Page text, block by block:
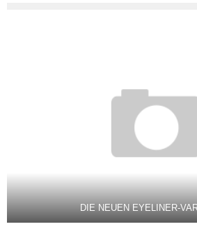
DIE NEUEN EYELINER-